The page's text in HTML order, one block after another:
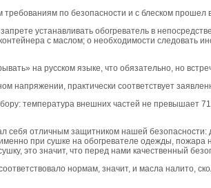
требованиям по безопасности и с блеском прошел
устанавливать обогреватель в
с маслом; о необходимости следовать
на русском языке, что обязательно, но
напряжении, практически соответствует
температура внешних частей не превышает
себя отличным защитником нашей
при сушке на обогревателе одежды, пожара
это значит, что перед нами качественный
нормам, значит, и масла налито,